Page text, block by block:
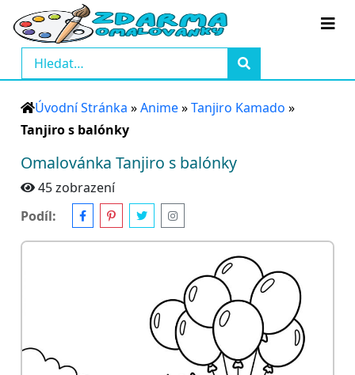
Úvodní Stránka »Anime»Tanjiro Kamado »
Tanjiro s balónky
Omalovánka Tanjiro s balónky
45 zobrazení
Podíl: